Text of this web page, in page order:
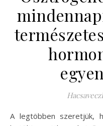
A legtöbben szeretjük, ha a frissen mosott ruha illata